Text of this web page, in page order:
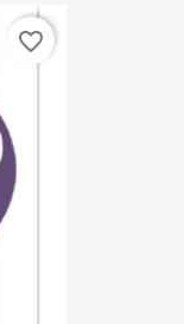
favorite_border